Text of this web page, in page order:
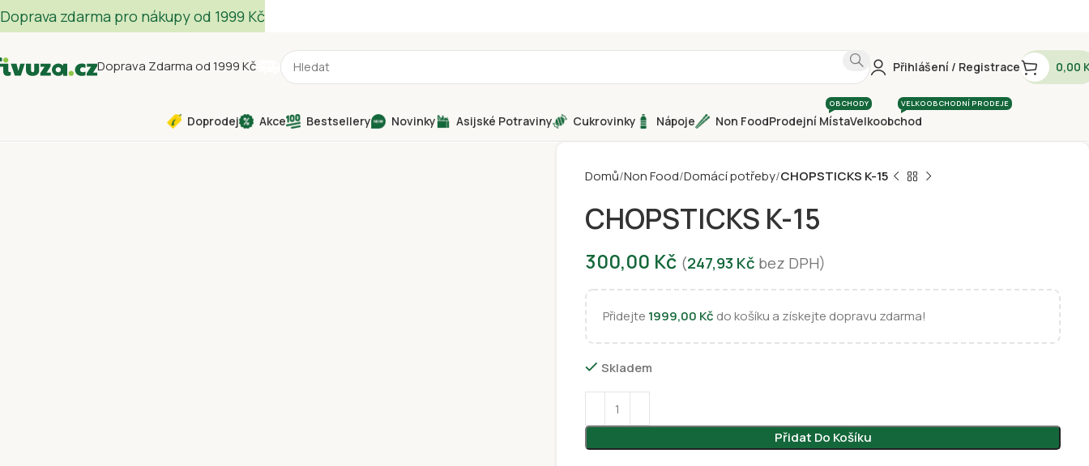
Doprava Zdarma od 1999 Kč Přihlášení / Registrace 0,00
Doprodej Akce Bestsellery Novinky Asijské Potraviny Cukrovinky Nápoje Non FoodProdejní Místa
OBCHODY
Velkoobchod
VELKOOBCHODNÍ PRODEJE
Domů Non Food Domácí potřeby CHOPSTICKS K-15
CHOPSTICKS K-15
300,00 Kč (247,93 Kč bez DPH)
Přidejte 1999,00 Kč do košíku a získejte dopravu zdarma!
Skladem
Přidat Do Košíku
Doprava zdarma pro nákupy od 1999 Kč